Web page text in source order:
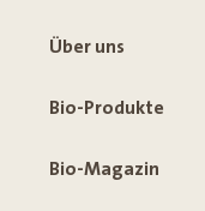
Über uns
Bio-Produkte
Bio-Magazin